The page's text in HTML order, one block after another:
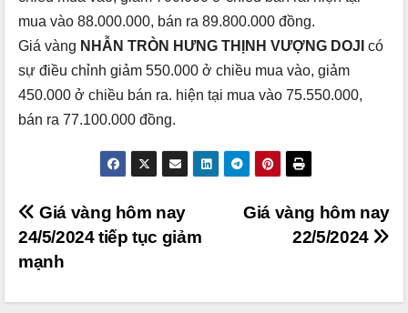
mua vào 88.000.000, bán ra 89.800.000 đồng.
Giá vàng NHẪN TRÒN HƯNG THỊNH VƯỢNG DOJI có
sự điều chỉnh giảm 550.000 ở chiều mua vào, giảm
450.000 ở chiều bán ra. hiện tại mua vào 75.550.000,
bán ra 77.100.000 đồng.
Điều
hướng
bài
viết
Giá vàng hôm nay
22/5/2024
Giá vàng hôm nay
24/5/2024 tiếp tục giảm
mạnh